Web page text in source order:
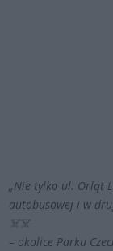
„Nie tylko ul. Orląt
autobusowej i w
☠️ ☠️
– okolice Parku